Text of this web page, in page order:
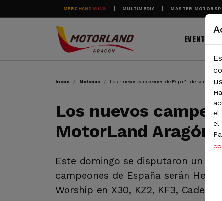
Pasar al contenido principal
MERCHANDISING MULTIMEDIA MASTER
EVENTOS
RUTA DE
Inicio Noticias Los nuevos campeones de España de karting
Los nuevos
MotorLand Aragón
Este domingo se disputaron un
campeones de España serán
Worship en X30, KZ2, KF3, Cadete
el
el